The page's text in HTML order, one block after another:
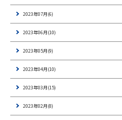
2023年07月(6)
2023年06月(10)
2023年05月(9)
2023年04月(10)
2023年03月(15)
2023年02月(8)